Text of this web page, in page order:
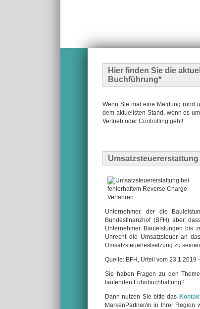
Hier finden Sie die
Buchführung*
Wenn Sie mal eine Meldung rund
dem aktuellsten Stand, wenn es
Vertrieb oder Controlling geht!
Unternehmer, der die
Bundesfinanzhof (BFH) aber,
Unternehmer Bauleistungen bis
Unrecht die Umsatzsteuer an
Umsatzsteuerfestsetzung zu
Quelle: BFH, Urteil vom 23.1.2019
Sie haben Fragen zu den
laufenden Lohnbuchhaltung?
Dann nutzen Sie bitte das
MarkenPartner/in in Ihrer Region